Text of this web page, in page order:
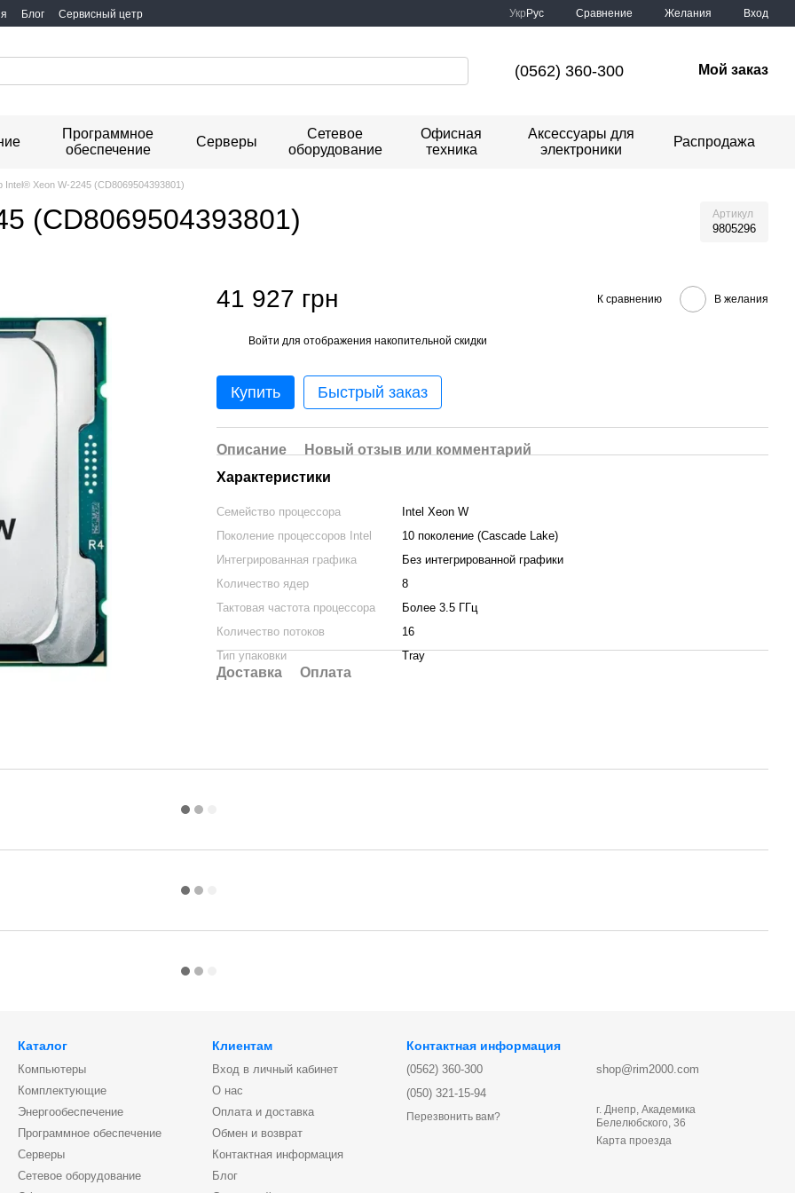
Блог Сервисный цетр Укр Рус Сравнение Желания Вход
(0562) 360-300 Мой заказ
Программное
обеспечение
Серверы
Сетевое
оборудование
Офисная
техника
Аксессуары для
электроники
Распродажа
Intel® Xeon W-2245 (CD8069504393801)
(CD8069504393801) Артикул
9805296
41 927 грн К сравнению В желания
Войти для отображения накопительной скидки
Купить Быстрый заказ
Описание
Новый отзыв или комментарий
Характеристики
Семейство процессора
Intel Xeon W
Поколение процессоров Intel
10 поколение (Cascade Lake)
Интегрированная графика
Без интегрированной графики
Количество ядер
8
Тактовая частота процессора
Более 3.5 ГГц
Количество потоков
16
Тип упаковки
Tray
Доставка Оплата
Каталог
Компьютеры
Комплектующие
Энергообеспечение
Программное обеспечение
Серверы
Сетевое оборудование
Клиентам
Вход в личный кабинет
О нас
Оплата и доставка
Обмен и возврат
Контактная информация
Блог
Контактная информация
(0562) 360-300
(050) 321-15-94
Перезвонить вам?
shop@rim2000.com
г. Днепр, Академика
Белелюбского, 36
Карта проезда